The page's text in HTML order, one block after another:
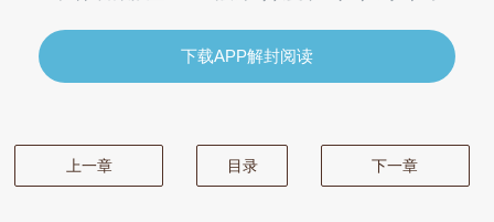
下载APP解封阅读
上一章 目录 下一章